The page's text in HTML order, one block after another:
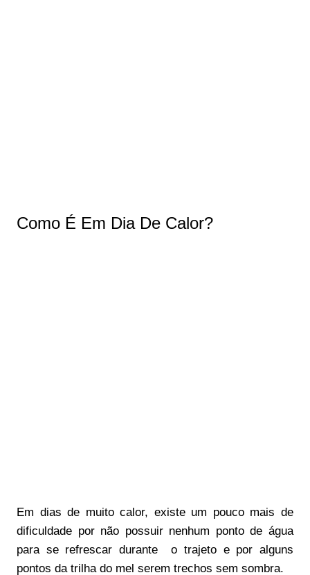
Como É Em Dia De Calor?
Em dias de muito calor, existe um pouco mais de
dificuldade por não possuir nenhum ponto de água
para se refrescar durante o trajeto e por alguns
pontos da trilha do mel serem trechos sem sombra.